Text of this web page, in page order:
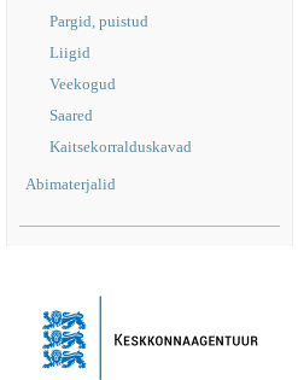
Pargid, puistud
Liigid
Veekogud
Saared
Kaitsekorralduskavad
Abimaterjalid